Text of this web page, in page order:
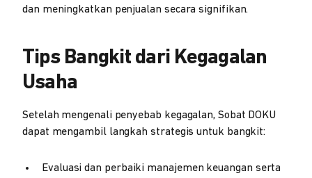
dan meningkatkan penjualan secara signifikan.
Tips Bangkit dari Kegagalan
Usaha
Setelah mengenali penyebab kegagalan, Sobat DOKU
dapat mengambil langkah strategis untuk bangkit:
Evaluasi dan perbaiki manajemen keuangan serta